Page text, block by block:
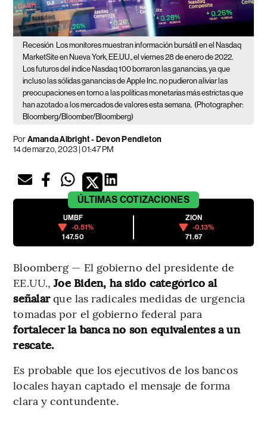
Recesión Los monitores muestran información bursátil en el Nasdaq
MarketSite en Nueva York, EE.UU., el viernes 28 de enero de 2022.
Los futuros del índice Nasdaq 100 borraron las ganancias, ya que
incluso las sólidas ganancias de Apple Inc. no pudieron aliviar las
preocupaciones en torno a las políticas monetarias más estrictas que
han azotado a los mercados de valores esta semana. (Photographer:
Bloomberg/Bloomber/Bloomberg)
PorAmanda Albright - Devon Pendleton
14 de marzo, 2023 | 01:47 PM
ÚLTIMAS COTIZACIONES
UMBF
-0.51%
147.50
ZION
-0.13%
71.67
Bloomberg — El gobierno del presidente de
EE.UU.,Joe Biden, ha sido categórico al
señalarque las radicales medidas de urgencia
tomadas por el gobierno federal para
fortalecer la banca no son equivalentes a un
rescate.
Es probable que los ejecutivos de los bancos
locales hayan captado el mensaje de forma
clara y contundente.